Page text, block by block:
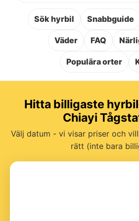
Sök hyrbil Snabbguide
Väder FAQ
Populära orter
Hitta billigaste
Chiayi
Välj datum - vi visar priser och
rätt (inte bara